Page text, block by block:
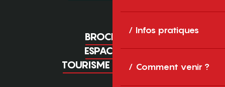
Infos pratiques
Comment venir ?
BROCHURES
ESPACE PRO
TOURISME D'AFFAIRES